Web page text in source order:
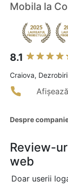
Mobila la
8.1
Craiova,
Despre
Review-
web
Doar userii